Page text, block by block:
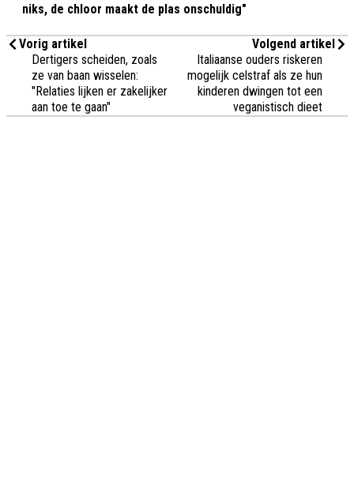
niks, de chloor maakt de plas onschuldig"
Vorig artikel
Dertigers scheiden, zoals
ze van baan wisselen:
"Relaties lijken er zakelijker
aan toe te gaan"
Volgend artikel
Italiaanse ouders riskeren
mogelijk celstraf als ze hun
kinderen dwingen tot een
veganistisch dieet